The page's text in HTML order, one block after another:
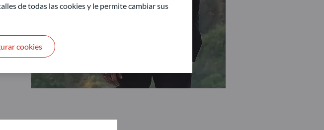
de todas las cookies y le permite cambiar sus
cookies